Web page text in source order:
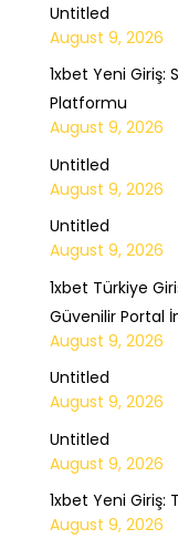
Untitled
August 9, 2026
1xbet Yeni Giriş:
Platformu
August 9, 2026
Untitled
August 9, 2026
Untitled
August 9, 2026
1xbet Türkiye
Güvenilir Portal
August 9, 2026
Untitled
August 9, 2026
Untitled
August 9, 2026
1xbet Yeni Giriş:
August 9, 2026